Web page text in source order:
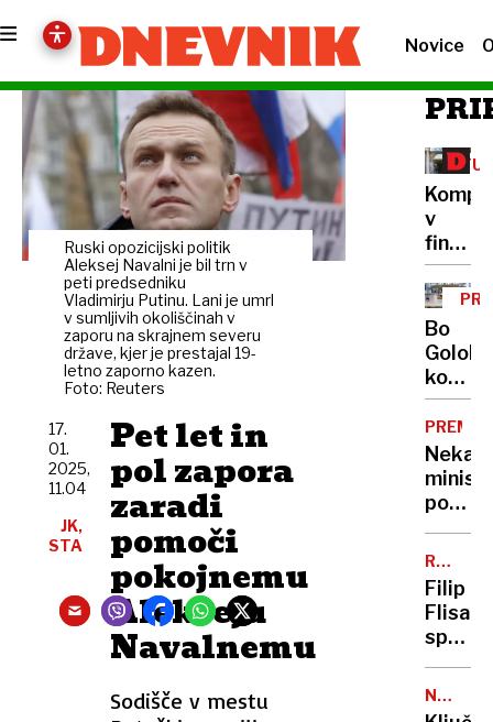
Novice
Ruski opozicijski politik
Aleksej Navalni je bil trn v
peti predsedniku
Vladimirju Putinu. Lani je umrl
v sumljivih okoliščinah v
zaporu na skrajnem severu
države, kjer je prestajal 19-
letno zaporno kazen.
Foto: Reuters
Pet let in
pol zapora
zaradi
pomoči
pokojnemu
Alekseju
Navalnemu
Sodišče v mestu
17.
01.
2025,
11.04
JK,
STA
v
šefu
pa
790
Bo
uspelo
do
60?
o
svojih
raje
RUMENE
NOVICE
Filip
Flisar
o
svoji
NOVA